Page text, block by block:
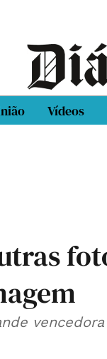
Vídeos